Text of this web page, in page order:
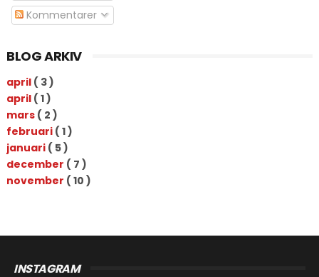
Kommentarer
BLOG ARKIV
april ( 3 )
april ( 1 )
mars ( 2 )
februari ( 1 )
januari ( 5 )
december ( 7 )
november ( 10 )
INSTAGRAM